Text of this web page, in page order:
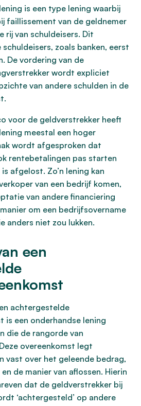
is een type lening waarbij
faillissement van de geldnemer
rij van schuldeisers. Dit
zoals banken, eerst
De vordering van de
wordt expliciet
van andere schulden in de
voor de geldverstrekker heeft
meestal een hoger
wordt afgesproken dat
rentebetalingen pas starten
afgelost. Zo’n lening kan
van een bedrijf komen,
van andere financiering
om een bedrijfsovername
anders niet zou lukken.
een
achtergestelde
is een onderhandse lening
die de rangorde van
overeenkomst legt
vast over het geleende bedrag,
de manier van aflossen. Hierin
dat de geldverstrekker bij
‘achtergesteld’ op andere